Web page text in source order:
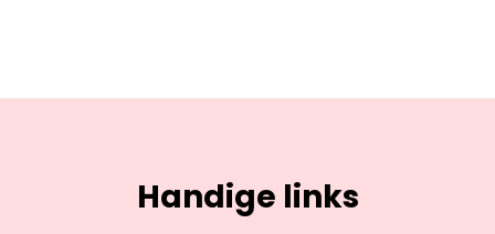
Handige links